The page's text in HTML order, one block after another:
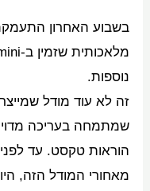
בשבוע האחרון
נוספות.
זה לא עוד מודל
שמתמחה בעריכה
הוראות טקסט. עד
מאחורי המודל הזה,